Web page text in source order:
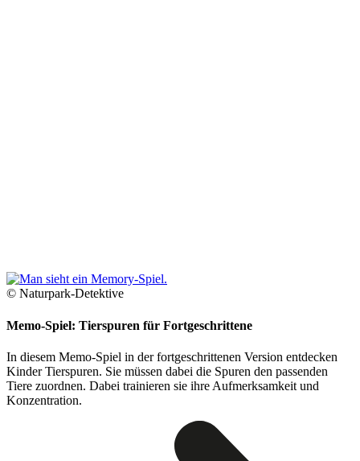
© Naturpark-Detektive
Memo-Spiel: Tierspuren für Fortgeschrittene
In diesem Memo-Spiel in der fortgeschrittenen Version entdecken
Kinder Tierspuren. Sie müssen dabei die Spuren den passenden
Tiere zuordnen. Dabei trainieren sie ihre Aufmerksamkeit und
Konzentration.